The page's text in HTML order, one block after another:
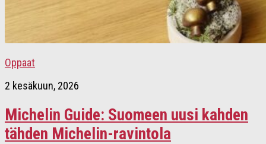
Oppaat
2 kesäkuun, 2026
Michelin Guide: Suomeen uusi kahden
tähden Michelin-ravintola